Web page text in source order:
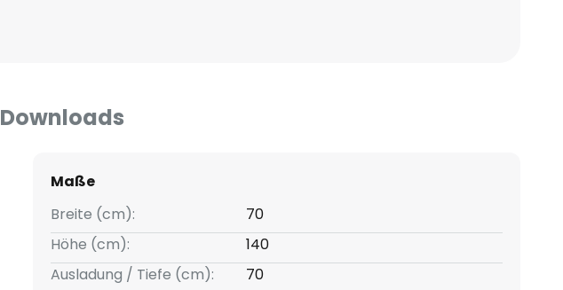
Downloads
Maße
Breite (cm):
70
Höhe (cm):
140
Ausladung / Tiefe (cm):
70